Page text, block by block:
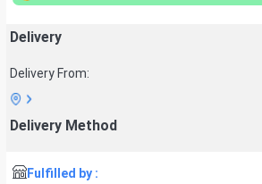
Delivery
Delivery From:
Delivery Method
Fulfilled by :